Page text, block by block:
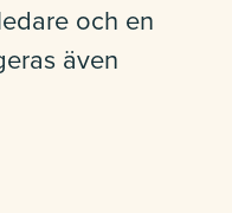
och en
även